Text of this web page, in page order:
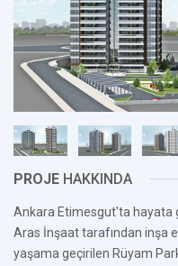
PROJE HAKKINDA
Ankara Etimesgut'ta hayata
Aras İnşaat tarafından inşa
yaşama geçirilen Rüyam